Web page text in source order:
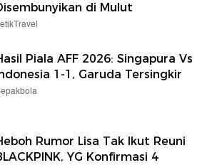
di Mulut
Piala AFF 2026: Singapura Vs
1-1, Garuda Tersingkir
Rumor Lisa Tak Ikut Reuni
YG Konfirmasi 4